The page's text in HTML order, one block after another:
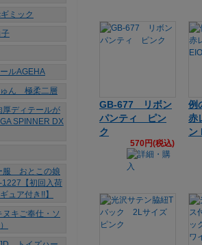
GB-677 リボン
パンティ ピン
ク
570円(税込)
例
赤
ン